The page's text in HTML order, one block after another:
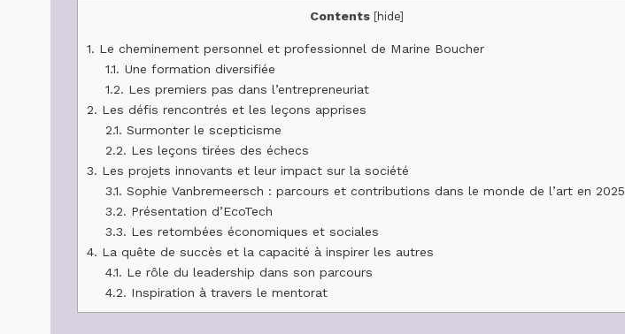
Contents [hide]
1. Le cheminement personnel et professionnel de Marine Boucher
1.1. Une formation diversifiée
1.2. Les premiers pas dans l’entrepreneuriat
2. Les défis rencontrés et les leçons apprises
2.1. Surmonter le scepticisme
2.2. Les leçons tirées des échecs
3. Les projets innovants et leur impact sur la société
3.1. Sophie Vanbremeersch : parcours et contributions dans le monde de l’art en 2025
3.2. Présentation d’EcoTech
3.3. Les retombées économiques et sociales
4. La quête de succès et la capacité à inspirer les autres
4.1. Le rôle du leadership dans son parcours
4.2. Inspiration à travers le mentorat